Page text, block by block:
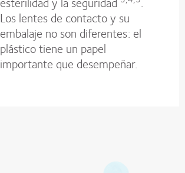
Los lentes de contacto y su
embalaje no son diferentes: el
plástico tiene un papel
importante que desempeñar.